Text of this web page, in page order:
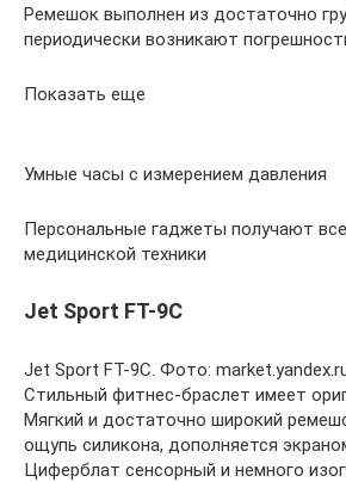
Ремешок выполнен из достаточно
периодически возникают
Показать еще
Умные часы с измерением давления
Персональные гаджеты получают
медицинской техники
Jet Sport FT-9C
Jet Sport FT-9C. Фото:
Стильный фитнес-браслет имеет
Мягкий и достаточно широкий
ощупь силикона, дополняется
Циферблат сенсорный и немного